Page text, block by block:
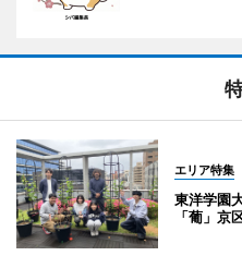
エリア特集
東洋学園
「葡」京